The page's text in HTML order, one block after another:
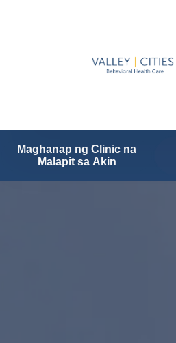
Maghanap ng Clinic na
Malapit sa Akin